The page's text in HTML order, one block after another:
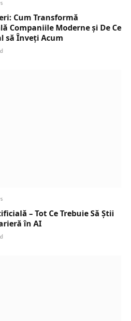
Cum Transformă
Companiile Moderne și De Ce
să Înveți Acum
– Tot Ce Trebuie Să Știi
în AI